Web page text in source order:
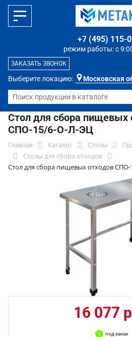
Выберите локацию: Московская
режим работы: с
+7 (495) 115-
ЗАКАЗАТЬ ЗВОНОК
Стол для сбора пищевых
СПО-15/6-О-Л-ЭЦ
Главная Каталог Столы
Столы для сбора отходов
Стол для сбора пищевых отходов
16 077
под заказ